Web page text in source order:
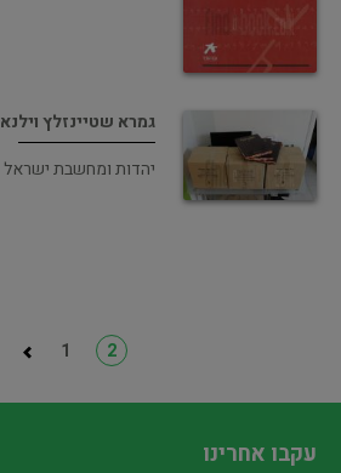
גמרא שטיינזלץ וילנא
יהדות ומחשבת ישראל
1 2
עקבו אחרינו